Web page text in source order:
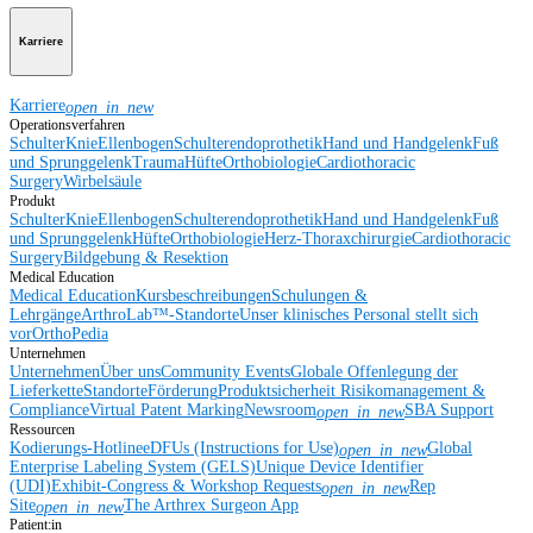
Karriere
Karriereopen_in_new
Operationsverfahren
SchulterKnieEllenbogenSchulterendoprothetikHand und HandgelenkFuß
und SprunggelenkTraumaHüfteOrthobiologieCardiothoracic
SurgeryWirbelsäule
Produkt
SchulterKnieEllenbogenSchulterendoprothetikHand und HandgelenkFuß
und SprunggelenkHüfteOrthobiologieHerz-ThoraxchirurgieCardiothoracic
SurgeryBildgebung & Resektion
Medical Education
Medical EducationKursbeschreibungenSchulungen &
LehrgängeArthroLab™-StandorteUnser klinisches Personal stellt sich
vorOrthoPedia
Unternehmen
UnternehmenÜber unsCommunity EventsGlobale Offenlegung der
LieferketteStandorteFörderungProduktsicherheit Risikomanagement &
ComplianceVirtual Patent MarkingNewsroomopen_in_newSBA Support
Ressourcen
Kodierungs-HotlineeDFUs (Instructions for Use)open_in_newGlobal
Enterprise Labeling System (GELS)Unique Device Identifier
(UDI)Exhibit-Congress & Workshop Requestsopen_in_newRep
Siteopen_in_newThe Arthrex Surgeon App
Patient:in